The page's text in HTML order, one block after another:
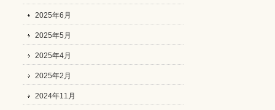
2025年6月
2025年5月
2025年4月
2025年2月
2024年11月